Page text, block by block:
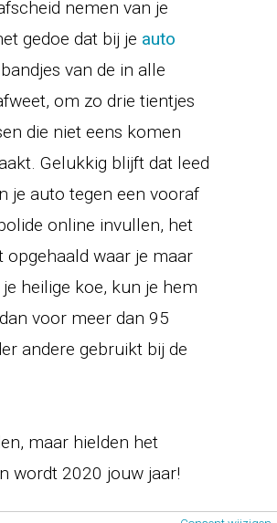
nemen van je
gedoe dat bij je auto
van de in alle
om zo drie tientjes
die niet eens komen
Gelukkig blijft dat leed
je auto tegen een vooraf
online invullen, het
waar je maar
heilige koe, kun je hem
voor meer dan 95
andere gebruikt bij de
maar hielden het
wordt 2020 jouw jaar!